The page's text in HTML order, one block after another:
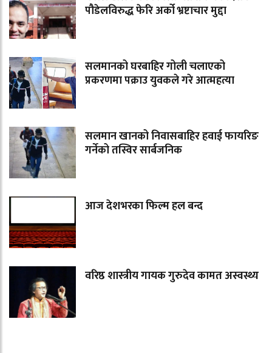
पौडेलविरुद्ध फेरि अर्को भ्रष्टाचार मुद्दा
सलमानको घरबाहिर गोली चलाएको
प्रकरणमा पक्राउ युवकले गरे आत्महत्या
सलमान खानको निवासबाहिर हवाई फायरिङ
गर्नेको तस्विर सार्बजनिक
आज देशभरका फिल्म हल बन्द
वरिष्ठ शास्त्रीय गायक गुरुदेव कामत अस्वस्थ्य